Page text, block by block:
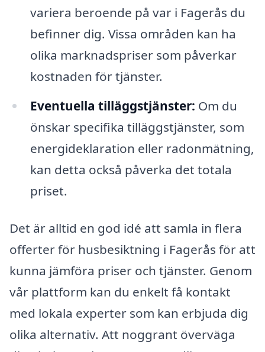
variera beroende på var i Fagerås du
befinner dig. Vissa områden kan ha
olika marknadspriser som påverkar
kostnaden för tjänster.
Eventuella tilläggstjänster: Om du
önskar specifika tilläggstjänster, som
energideklaration eller radonmätning,
kan detta också påverka det totala
priset.
Det är alltid en god idé att samla in flera
offerter för husbesiktning i Fagerås för att
kunna jämföra priser och tjänster. Genom
vår plattform kan du enkelt få kontakt
med lokala experter som kan erbjuda dig
olika alternativ. Att noggrant överväga